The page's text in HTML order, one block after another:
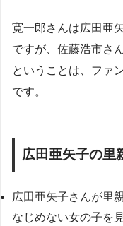
寛一郎さんは広田亜
ですが、佐藤浩市さ
ということは、ファ
です。
広田亜矢子の里
広田亜矢子さんが里
なじめない女の子を